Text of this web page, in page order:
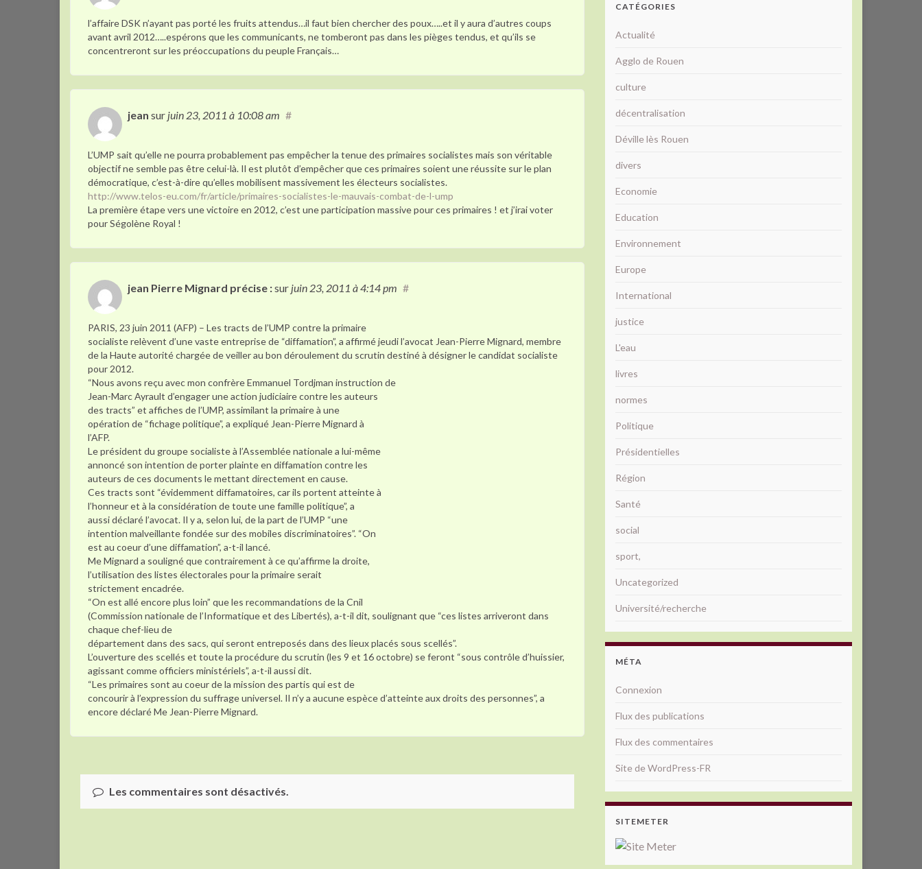
l’affaire DSK n’ayant pas porté les fruits attendus…il faut bien chercher des poux…..et il y aura d’autres coups
avant avril 2012…..espérons que les communicants, ne tomberont pas dans les pièges tendus, et qu’ils se
concentreront sur les préoccupations du peuple Français…
jean sur juin 23, 2011 à 10:08 am #
L’UMP sait qu’elle ne pourra probablement pas empêcher la tenue des primaires socialistes mais son véritable
objectif ne semble pas être celui-là. Il est plutôt d’empêcher que ces primaires soient une réussite sur le plan
démocratique, c’est-à-dire qu’elles mobilisent massivement les électeurs socialistes.
http://www.telos-eu.com/fr/article/primaires-socialistes-le-mauvais-combat-de-l-ump
La première étape vers une victoire en 2012, c’est une participation massive pour ces primaires ! et j’irai voter
pour Ségolène Royal !
jean Pierre Mignard précise :sur juin 23, 2011 à 4:14 pm #
PARIS, 23 juin 2011 (AFP) – Les tracts de l’UMP contre la primaire
socialiste relèvent d’une vaste entreprise de “diffamation”, a affirmé jeudi l’avocat Jean-Pierre Mignard, membre
de la Haute autorité chargée de veiller au bon déroulement du scrutin destiné à désigner le candidat socialiste
pour 2012.
“Nous avons reçu avec mon confrère Emmanuel Tordjman instruction de
Jean-Marc Ayrault d’engager une action judiciaire contre les auteurs
des tracts” et affiches de l’UMP, assimilant la primaire à une
opération de “fichage politique”, a expliqué Jean-Pierre Mignard à
l’AFP.
Le président du groupe socialiste à l’Assemblée nationale a lui-même
annoncé son intention de porter plainte en diffamation contre les
auteurs de ces documents le mettant directement en cause.
Ces tracts sont “évidemment diffamatoires, car ils portent atteinte à
l’honneur et à la considération de toute une famille politique”, a
aussi déclaré l’avocat. Il y a, selon lui, de la part de l’UMP “une
intention malveillante fondée sur des mobiles discriminatoires”. “On
est au coeur d’une diffamation”, a-t-il lancé.
Me Mignard a souligné que contrairement à ce qu’affirme la droite,
l’utilisation des listes électorales pour la primaire serait
strictement encadrée.
“On est allé encore plus loin” que les recommandations de la Cnil
(Commission nationale de l’Informatique et des Libertés), a-t-il dit, soulignant que “ces listes arriveront dans
chaque chef-lieu de
département dans des sacs, qui seront entreposés dans des lieux placés sous scellés”.
L’ouverture des scellés et toute la procédure du scrutin (les 9 et 16 octobre) se feront “sous contrôle d’huissier,
agissant comme officiers ministériels”, a-t-il aussi dit.
“Les primaires sont au coeur de la mission des partis qui est de
concourir à l’expression du suffrage universel. Il n’y a aucune espèce d’atteinte aux droits des personnes”, a
encore déclaré Me Jean-Pierre Mignard.
Les commentaires sont désactivés.
CATÉGORIES
Actualité
Agglo de Rouen
culture
décentralisation
Déville lès Rouen
divers
Economie
Education
Environnement
Europe
International
justice
L'eau
livres
normes
Politique
Présidentielles
Région
Santé
social
sport,
Uncategorized
Université/recherche
MÉTA
Connexion
Flux des publications
Flux des commentaires
Site de WordPress-FR
SITEMETER